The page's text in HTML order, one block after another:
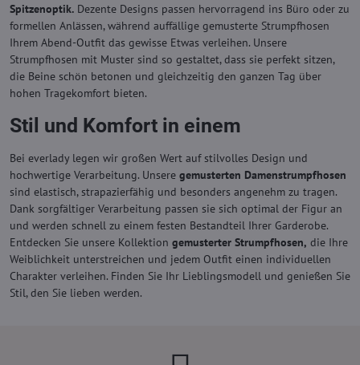
Spitzenoptik. Dezente Designs passen hervorragend ins Büro oder zu
formellen Anlässen, während auffällige gemusterte Strumpfhosen
Ihrem Abend-Outfit das gewisse Etwas verleihen. Unsere
Strumpfhosen mit Muster sind so gestaltet, dass sie perfekt sitzen,
die Beine schön betonen und gleichzeitig den ganzen Tag über
hohen Tragekomfort bieten.
Stil und Komfort in einem
Bei everlady legen wir großen Wert auf stilvolles Design und
hochwertige Verarbeitung. Unsere gemusterten Damenstrumpfhosen
sind elastisch, strapazierfähig und besonders angenehm zu tragen.
Dank sorgfältiger Verarbeitung passen sie sich optimal der Figur an
und werden schnell zu einem festen Bestandteil Ihrer Garderobe.
Entdecken Sie unsere Kollektion gemusterter Strumpfhosen, die Ihre
Weiblichkeit unterstreichen und jedem Outfit einen individuellen
Charakter verleihen. Finden Sie Ihr Lieblingsmodell und genießen Sie
Stil, den Sie lieben werden.